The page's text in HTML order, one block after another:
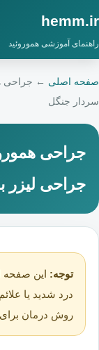
hemm.ir
راهنمای آموزشی هموروئید
صفحه اصلی ← جراحی
سردار جنگل
جراحی
جراحی لیزر
توجه: این صفحه
درد شدید یا
روش درمان